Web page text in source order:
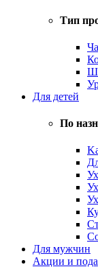
Тип
Для детей
По
Для мужчин
Акции и